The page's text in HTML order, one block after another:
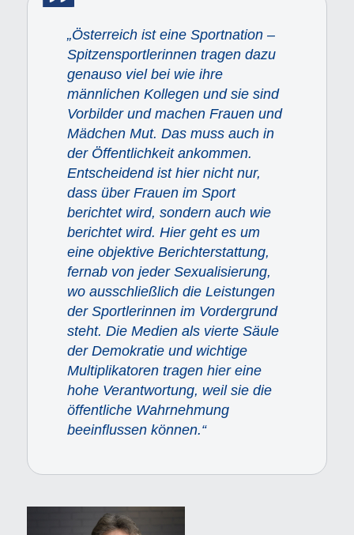
„Österreich ist eine Sportnation –
Spitzensportlerinnen tragen dazu
genauso viel bei wie ihre
männlichen Kollegen und sie sind
Vorbilder und machen Frauen und
Mädchen Mut. Das muss auch in
der Öffentlichkeit ankommen.
Entscheidend ist hier nicht nur,
dass über Frauen im Sport
berichtet wird, sondern auch wie
berichtet wird. Hier geht es um
eine objektive Berichterstattung,
fernab von jeder Sexualisierung,
wo ausschließlich die Leistungen
der Sportlerinnen im Vordergrund
steht. Die Medien als vierte Säule
der Demokratie und wichtige
Multiplikatoren tragen hier eine
hohe Verantwortung, weil sie die
öffentliche Wahrnehmung
beeinflussen können.“